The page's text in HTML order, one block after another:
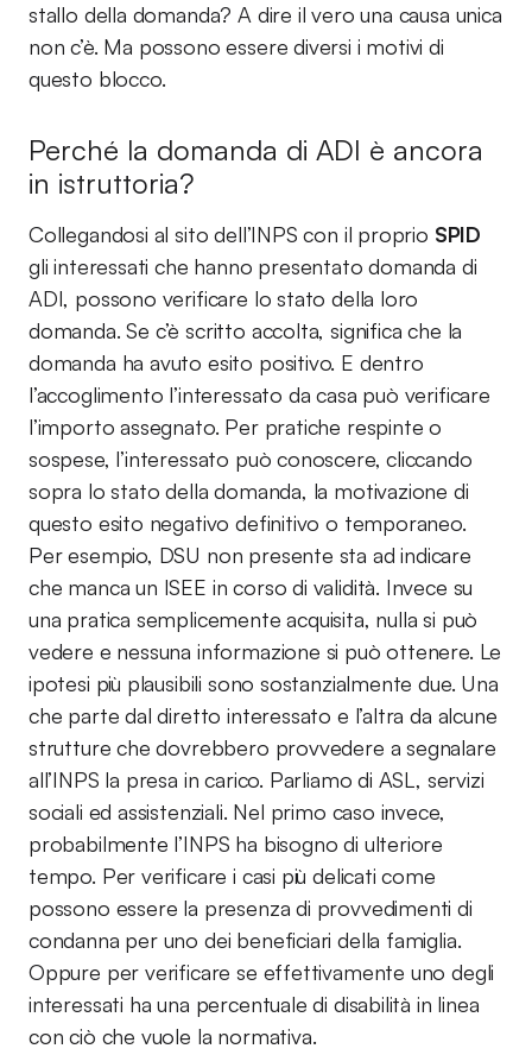
stallo della domanda? A dire il vero una causa unica
non c’è. Ma possono essere diversi i motivi di
questo blocco.
Perché la domanda di ADI è ancora
in istruttoria?
Collegandosi al sito dell’INPS con il proprio SPID
gli interessati che hanno presentato domanda di
ADI, possono verificare lo stato della loro
domanda. Se c’è scritto accolta, significa che la
domanda ha avuto esito positivo. E dentro
l’accoglimento l’interessato da casa può verificare
l’importo assegnato. Per pratiche respinte o
sospese, l’interessato può conoscere, cliccando
sopra lo stato della domanda, la motivazione di
questo esito negativo definitivo o temporaneo.
Per esempio, DSU non presente sta ad indicare
che manca un ISEE in corso di validità. Invece su
una pratica semplicemente acquisita, nulla si può
vedere e nessuna informazione si può ottenere. Le
ipotesi più plausibili sono sostanzialmente due. Una
che parte dal diretto interessato e l’altra da alcune
strutture che dovrebbero provvedere a segnalare
all’INPS la presa in carico. Parliamo di ASL, servizi
sociali ed assistenziali. Nel primo caso invece,
probabilmente l’INPS ha bisogno di ulteriore
tempo. Per verificare i casi più delicati come
possono essere la presenza di provvedimenti di
condanna per uno dei beneficiari della famiglia.
Oppure per verificare se effettivamente uno degli
interessati ha una percentuale di disabilità in linea
con ciò che vuole la normativa.